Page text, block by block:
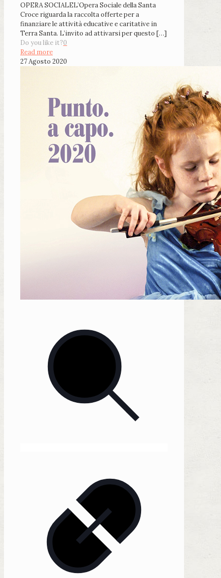
OPERA SOCIALEL’Opera Sociale della Santa
Croce riguarda la raccolta offerte per a
finanziare le attività educative e caritative in
Terra Santa. L’invito ad attivarsi per questo […]
Do you like it?0
Read more
27 Agosto 2020